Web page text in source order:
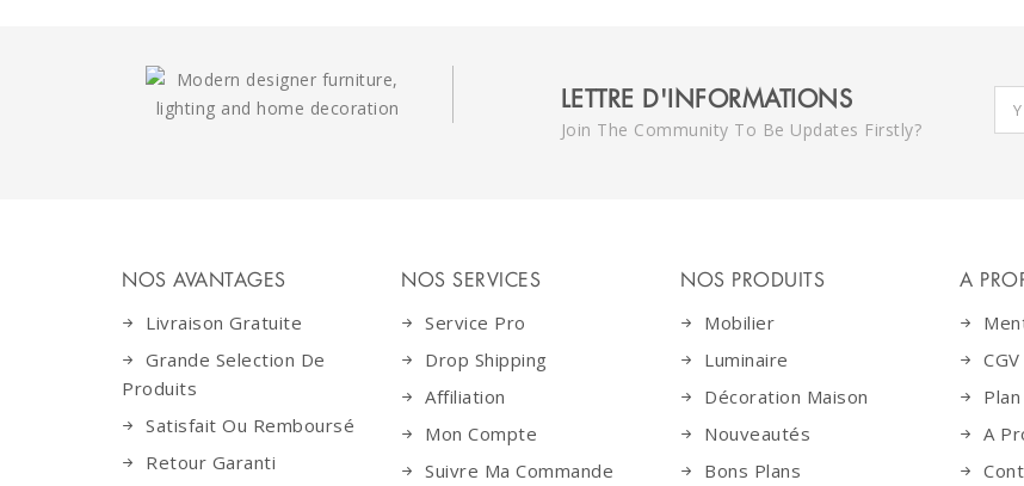
LETTRE D'INFORMATIONS
Join The Community To Be Updates Firstly?
NOS AVANTAGES
Livraison Gratuite
Grande Selection De
Produits
Satisfait Ou Remboursé
Retour Garanti
NOS SERVICES
Service Pro
Drop Shipping
Affiliation
Mon Compte
Suivre Ma Commande
NOS PRODUITS
Mobilier
Luminaire
Décoration Maison
Nouveautés
Bons Plans
A
CGV
A